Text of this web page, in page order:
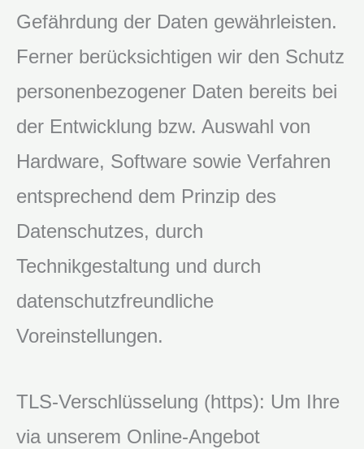
Gefährdung der Daten gewährleisten.
Ferner berücksichtigen wir den Schutz
personenbezogener Daten bereits bei
der Entwicklung bzw. Auswahl von
Hardware, Software sowie Verfahren
entsprechend dem Prinzip des
Datenschutzes, durch
Technikgestaltung und durch
datenschutzfreundliche
Voreinstellungen.
TLS-Verschlüsselung (https): Um Ihre
via unserem Online-Angebot